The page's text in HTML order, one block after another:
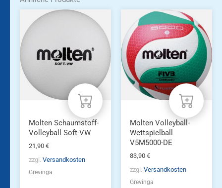
Molten Schaumstoff-
Volleyball Soft-VW
21,90 €
zzgl. Versandkosten
Grevinga
Molten Volleyball-
Wettspielball
V5M5000-DE
83,90 €
zzgl. Versandkosten
Grevinga